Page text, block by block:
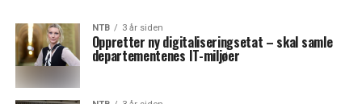
NTB 3 år siden
Oppretter ny digitaliseringsetat – skal samle
departementenes IT-miljøer